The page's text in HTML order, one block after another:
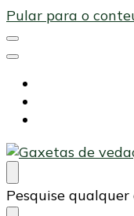
Pular para o
Maxi Embalagens
Blog Maxi
Procurando
algo?
Pesquise qualquer